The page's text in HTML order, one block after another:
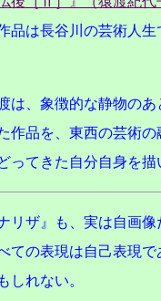
品は長谷川の芸術人
は、象徴的な静物のあ
作品を、東西の芸術
てきた自分自身を描
リザ』も、実は自画
ての表現は自己表現
しれない。